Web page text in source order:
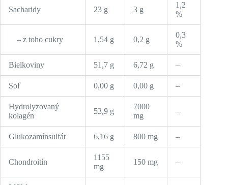
Sacharidy 23 g 3 g
1,2
%
– z toho cukry 1,54 g 0,2 g
0,3
%
Bielkoviny 51,7 g 6,72 g –
Soľ 0,00 g 0,00 g –
Hydrolyzovaný
kolagén
53,9 g
7000
mg
–
Glukozamínsulfát 6,16 g 800 mg –
Chondroitín
1155
mg
150 mg –